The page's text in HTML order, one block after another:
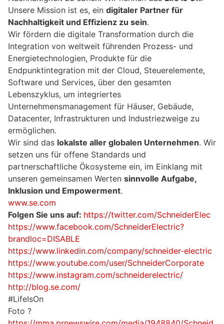
Unsere Mission ist es, ein digitaler Partner für
Nachhaltigkeit und Effizienz zu sein.
Wir fördern die digitale Transformation durch die
Integration von weltweit führenden Prozess- und
Energietechnologien, Produkte für die
Endpunktintegration mit der Cloud, Steuerelemente,
Software und Services, über den gesamten
Lebenszyklus, um integriertes
Unternehmensmanagement für Häuser, Gebäude,
Datacenter, Infrastrukturen und Industriezweige zu
ermöglichen.
Wir sind das lokalste aller globalen Unternehmen. Wir
setzen uns für offene Standards und
partnerschaftliche Ökosysteme ein, im Einklang mit
unseren gemeinsamen Werten sinnvolle Aufgabe,
Inklusion und Empowerment.
www.se.com
Folgen Sie uns auf: https://twitter.com/SchneiderElec
https://www.facebook.com/SchneiderElectric?
brandloc=DISABLE
https://www.linkedin.com/company/schneider-electric
https://www.youtube.com/user/SchneiderCorporate
https://www.instagram.com/schneiderelectric/
http://blog.se.com/
#LifeIsOn
Foto ?